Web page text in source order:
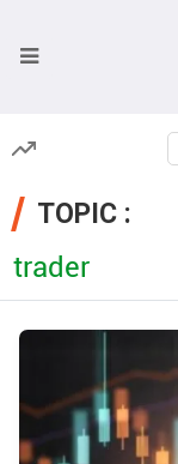
TOPIC :
trader